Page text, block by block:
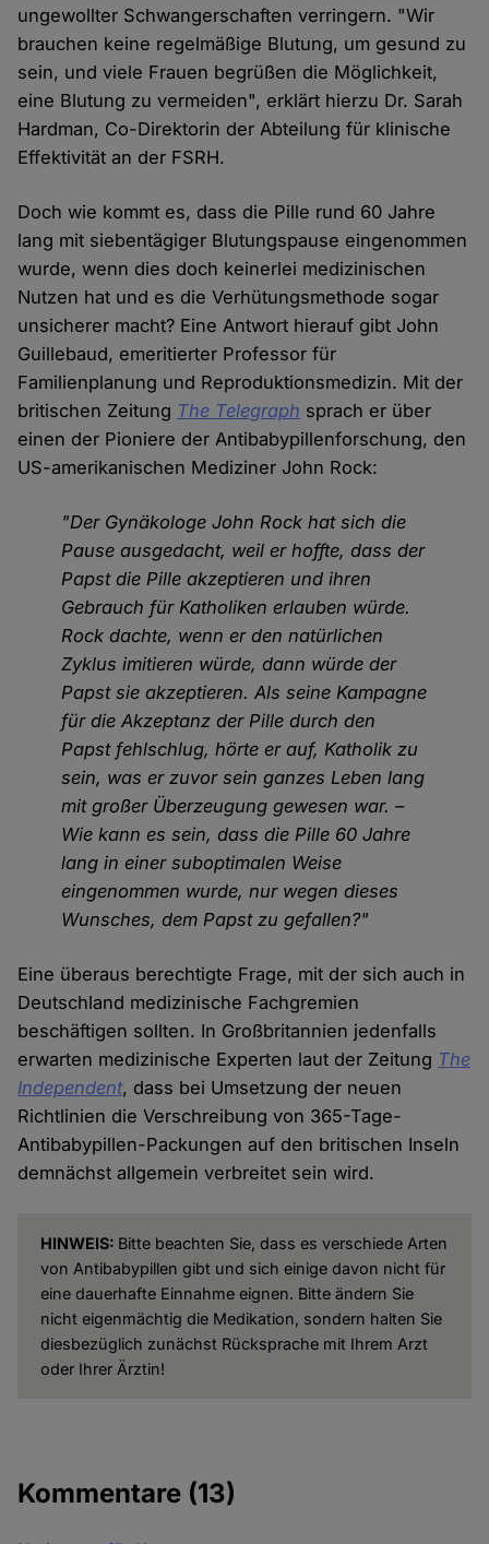
ungewollter Schwangerschaften verringern. "Wir
brauchen keine regelmäßige Blutung, um gesund zu
sein, und viele Frauen begrüßen die Möglichkeit,
eine Blutung zu vermeiden", erklärt hierzu Dr. Sarah
Hardman, Co-Direktorin der Abteilung für klinische
Effektivität an der FSRH.
Doch wie kommt es, dass die Pille rund 60 Jahre
lang mit siebentägiger Blutungspause eingenommen
wurde, wenn dies doch keinerlei medizinischen
Nutzen hat und es die Verhütungsmethode sogar
unsicherer macht? Eine Antwort hierauf gibt John
Guillebaud, emeritierter Professor für
Familienplanung und Reproduktionsmedizin. Mit der
britischen Zeitung The Telegraph sprach er über
einen der Pioniere der Antibabypillenforschung, den
US-amerikanischen Mediziner John Rock:
"Der Gynäkologe John Rock hat sich die
Pause ausgedacht, weil er hoffte, dass der
Papst die Pille akzeptieren und ihren
Gebrauch für Katholiken erlauben würde.
Rock dachte, wenn er den natürlichen
Zyklus imitieren würde, dann würde der
Papst sie akzeptieren. Als seine Kampagne
für die Akzeptanz der Pille durch den
Papst fehlschlug, hörte er auf, Katholik zu
sein, was er zuvor sein ganzes Leben lang
mit großer Überzeugung gewesen war. –
Wie kann es sein, dass die Pille 60 Jahre
lang in einer suboptimalen Weise
eingenommen wurde, nur wegen dieses
Wunsches, dem Papst zu gefallen?"
Eine überaus berechtigte Frage, mit der sich auch in
Deutschland medizinische Fachgremien
beschäftigen sollten. In Großbritannien jedenfalls
erwarten medizinische Experten laut der Zeitung The
Independent, dass bei Umsetzung der neuen
Richtlinien die Verschreibung von 365-Tage-
Antibabypillen-Packungen auf den britischen Inseln
demnächst allgemein verbreitet sein wird.
HINWEIS: Bitte beachten Sie, dass es verschiede Arten
von Antibabypillen gibt und sich einige davon nicht für
eine dauerhafte Einnahme eignen. Bitte ändern Sie
nicht eigenmächtig die Medikation, sondern halten Sie
diesbezüglich zunächst Rücksprache mit Ihrem Arzt
oder Ihrer Ärztin!
Kommentare (13)